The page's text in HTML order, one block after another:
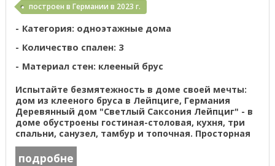
построен в Германии в 2023 г.
Категория: одноэтажные дома
Количество спален: 3
Материал стен: клееный брус
Испытайте безмятежность в доме своей мечты:
дом из клееного бруса в Лейпциге, Германия
Деревянный дом "Светлый Саксония Лейпциг" - в
доме обустроены гостиная-столовая, кухня, три
спальни, санузел, тамбур и топочная. Просторная
крытая терраса дает ...
подробне